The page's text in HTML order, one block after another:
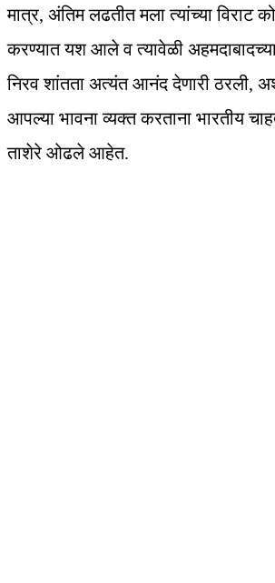
मात्र, अंतिम लढतीत मला त्यांच्या विराट
करण्यात यश आले व त्यावेळी
निरव शांतता अत्यंत आनंद देणारी ठरली,
आपल्या भावना व्यक्त करताना भारतीय
ताशेरे ओढले आहेत.